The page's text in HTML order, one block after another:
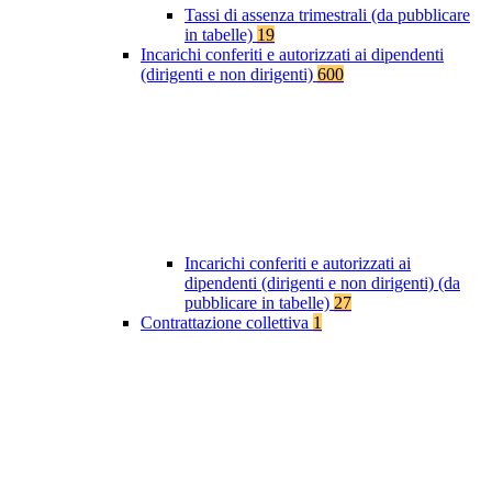
Tassi di assenza trimestrali (da pubblicare
in tabelle) 19
Incarichi conferiti e autorizzati ai dipendenti
(dirigenti e non dirigenti) 600
Incarichi conferiti e autorizzati ai
dipendenti (dirigenti e non dirigenti) (da
pubblicare in tabelle) 27
Contrattazione collettiva 1